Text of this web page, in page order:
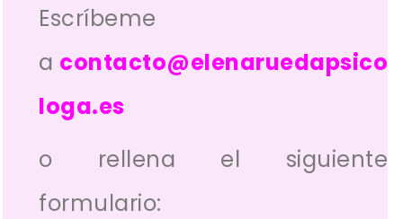
Escríbeme
a contacto@elenaruedapsico
loga.es
o rellena el siguiente
formulario: